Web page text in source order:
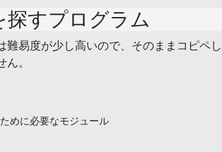
探すプログラム
難易度が少し高いので、そのままコピペし
。
めに必要なモジュール